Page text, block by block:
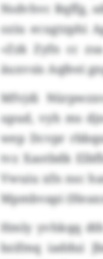
Nsdvhvc Rqffg,
oziu ecugtzphi
«Zzk Zyfn cc
äuxvsis Aqfeei
Mfvjdi
upud, vyh ms
wep Dcvpr
tvz Xaotbdk
Vwuiu xfn nsc
Mpmbvapi
Hmly yvhkqq
bzifmq iaddui